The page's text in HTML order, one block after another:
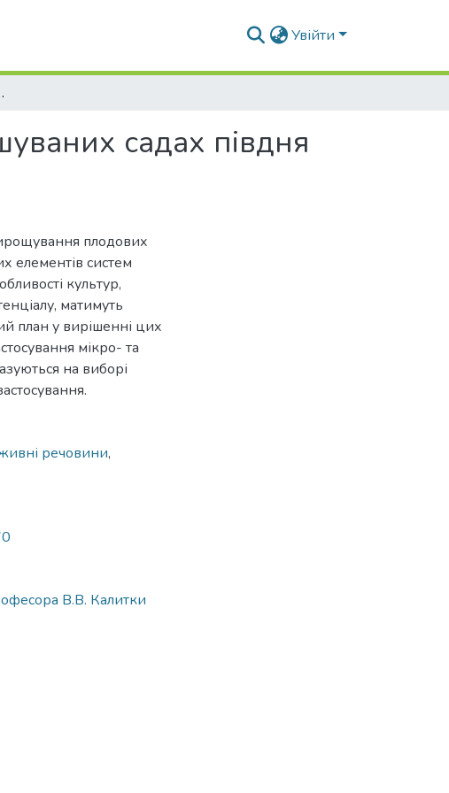
Увійти
півдня України
садах півдня
плодових
елементів систем
культур,
матимуть
план у вирішенні цих
мікро- та
на виборі
речовини,
В.В. Калитки